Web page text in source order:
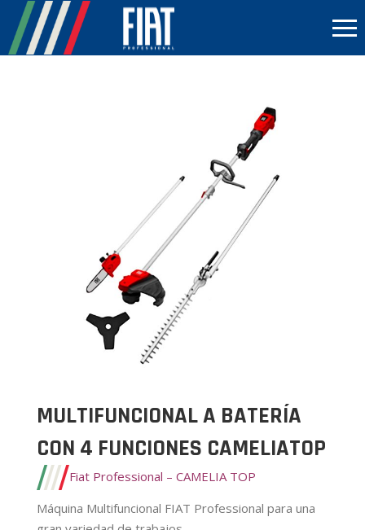
MULTIFUNCIONAL A BATERÍA
CON 4 FUNCIONES CAMELIATOP
Fiat Professional – CAMELIA TOP
Máquina Multifuncional FIAT Professional para una